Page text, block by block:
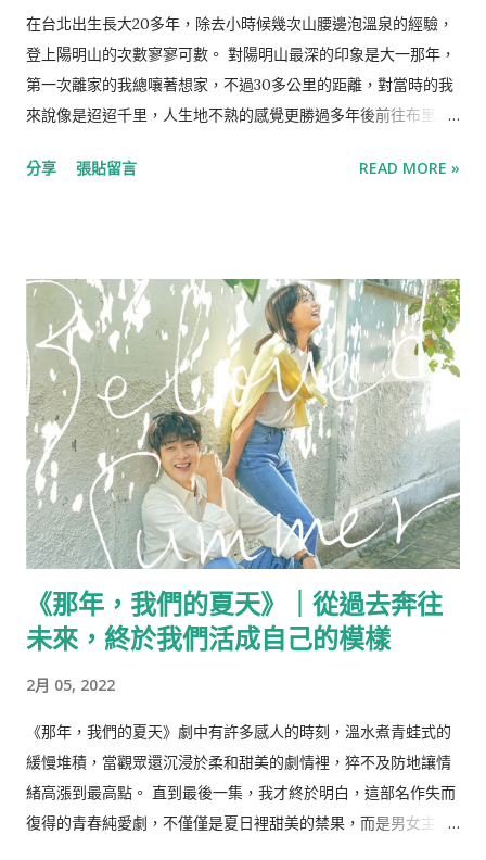
料理與排餐外，李・西餐廳也提供輕食的選項，其中以總匯三明
治最為澎湃。 李・西餐廳的總匯三明治以煎牛肉、生菜沙拉、起
司、煎蛋、雞肉作為夾餡。 總匯三明治的調味偏重口，有濃郁的
沙拉醬，其中煎牛肉的熟度得宜，肉質也鮮嫩，但整體來說不是
及加州炒飯 擁有十分白話的名字的這道料理是以炸烤雞腿排佐以
在台北出生長大20多年，除去小時候幾次山腰邊泡溫泉的經驗，
登上陽明山的次數寥寥可數。 對陽明山最深的印象是大一那年，
第一次離家的我總嚷著想家，不過30多公里的距離，對當時的我
來說像是迢迢千里，人生地不熟的感覺更勝過多年後前往布里斯
小大一，約著體驗了一次夜衝，從中壢沿著台一線騎往台北，目
瑟發抖。 那是我第一次遇見深夜的台北，即使是台北車站也杳無
人煙，只有幾台深夜未歸的機車呼嘯而過與24HR營業的商店獨自
燈火通明，紅色招牌的永和豆漿傳來冉冉熱氣，在初秋轉涼的夜
裡化成一團白霧。 後來的近十年，因為陽明山假日裡的總是塞
車，跑遍了各地拍照，卻再沒踏上陽明山這座離家最近國家公
園。 陽明山國家公園 陽明山國家公園是距離市區最近的國家公
園，位於台北北方山區，其原名草山，於日治時期列為「大屯國
立公園」預定地，範圍涵蓋台北盆地北方的七星山、大屯山區及
觀音山…等，1950年後改名陽明山，以紀念明代思想家王陽明，
並於1962年預備規劃作國家公園，後於1985年整治完成，面積約
11,338公頃，以火山活動產生的火山景觀為其特色，如：小油
坑、硫磺谷、牛奶湖、夢幻湖、溫泉…等。 除了連綿的山巒與火
花的花季，從春季到初夏，櫻花、杜鵑、海芋、繡球花接力盛
開，待到秋冬之際，野芒花開滿整個山頭，為陽明山帶上白黃的
帽子。 陽明山國家公園： 官網 擎天崗大草原 擎天崗舊稱大嶺
峠、牛埔…，是鄰近高點竹篙山熔岩向北噴溢而形成，主要植被
為類地毯草及假柃木，位於大屯山群峰的中間鞍部，地勢較為平
分享 張貼留言 READ MORE »
《那年，我們的夏天》｜從過去奔往
未來，終於我們活成自己的模樣
2月 05, 2022
《那年，我們的夏天》劇中有許多感人的時刻，溫水煮青蛙式的
緩慢堆積，當觀眾還沉浸於柔和甜美的劇情裡，猝不及防地讓情
緒高漲到最高點。 直到最後一集，我才終於明白，這部名作失而
復得的青春純愛劇，不僅僅是夏日裡甜美的禁果，而是男女主角